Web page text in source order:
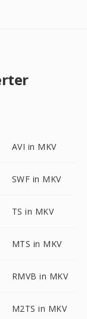
AVI in MKV
SWF in MKV
TS in MKV
MTS in MKV
RMVB in MKV
M2TS in MKV